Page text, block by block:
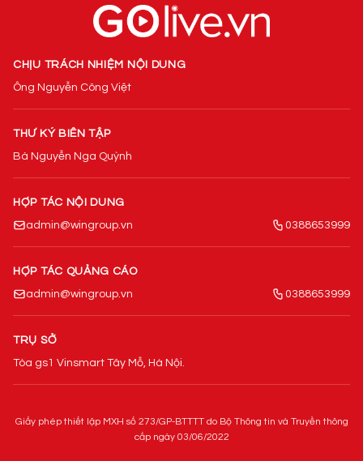
CHỊU TRÁCH NHIỆM NỘI DUNG
Ông Nguyễn Công Việt
THƯ KÝ BIÊN TẬP
Bà Nguyễn Nga Quỳnh
HỢP TÁC NỘI DUNG
admin@wingroup.vn
0388653999
HỢP TÁC QUẢNG CÁO
admin@wingroup.vn
0388653999
TRỤ SỞ
Tòa gs1 Vinsmart Tây Mỗ, Hà Nội.
Giấy phép thiết lập MXH số 273/GP-BTTTT do Bộ Thông tin và Truyền thông
cấp ngày 03/06/2022